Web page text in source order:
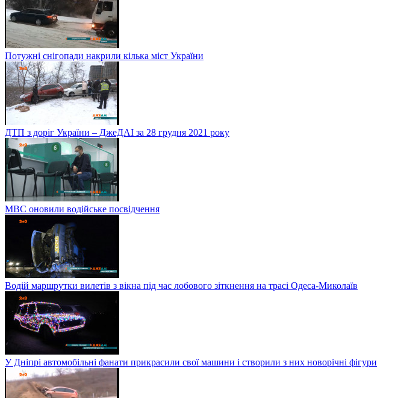
Потужні снігопади накрили кілька міст України
ДТП з доріг України – ДжеДАІ за 28 грудня 2021 року
МВС оновили водійське посвідчення
Водій маршрутки вилетів з вікна під час лобового зіткнення на трасі Одеса-Миколаїв
У Дніпрі автомобільні фанати прикрасили свої машини і створили з них новорічні фігури